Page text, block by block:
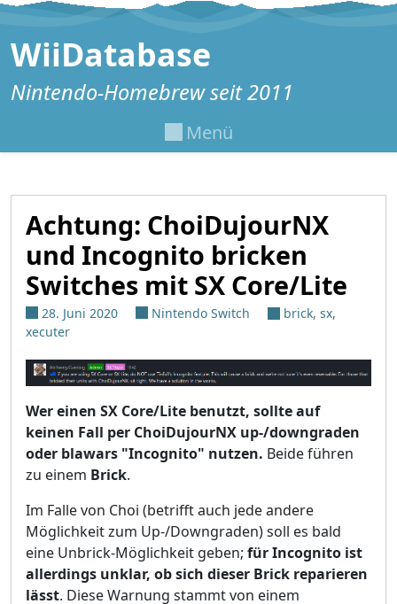
Zum Inhalt springen
WiiDatabase
Nintendo-Homebrew seit 2011
Menü
Achtung: ChoiDujourNX
und Incognito bricken
Switches mit SX Core/Lite
28. Juni 2020 Nintendo Switch brick, sx,
xecuter
Wer einen SX Core/Lite benutzt, sollte auf
keinen Fall per ChoiDujourNX up-/downgraden
oder blawars "Incognito" nutzen. Beide führen
zu einem Brick.
Im Falle von Choi (betrifft auch jede andere
Möglichkeit zum Up-/Downgraden) soll es bald
eine Unbrick-Möglichkeit geben; für Incognito ist
allerdings unklar, ob sich dieser Brick reparieren
lässt. Diese Warnung stammt von einem